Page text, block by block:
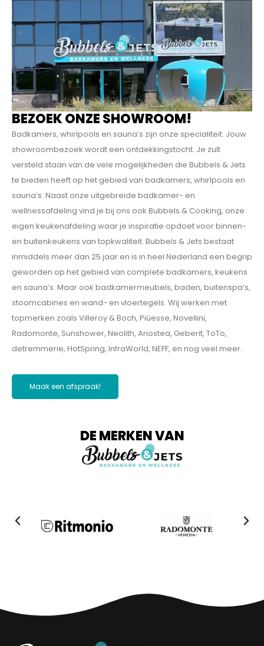
BEZOEK ONZE SHOWROOM!
Badkamers, whirlpools en sauna’s zijn onze specialiteit. Jouw
showroombezoek wordt een ontdekkings­tocht. Je zult
versteld staan van de vele mogelijkheden die Bubbels & Jets
te bieden heeft op het gebied van badkamers, whirlpools en
sauna’s. Naast onze uitgebreide badkamer- en
wellnessafdeling vind je bij ons ook Bubbels & Cooking, onze
eigen keukenafdeling waar je inspiratie opdoet voor binnen-
en buitenkeukens van topkwaliteit. Bubbels & Jets bestaat
inmiddels meer dan 25 jaar en is in heel Nederland een begrip
geworden op het gebied van complete badkamers, keukens
en sauna’s. Maar ook badkamermeubels, baden, buitenspa’s,
stoomcabines en wand- en vloertegels. Wij werken met
topmerken zoals Villeroy & Boch, Piúesse, Novellini,
Radomonte, Sunshower, Neolith, Ariostea, Geberit, ToTo,
detremmerie, HotSpring, InfraWorld, NEFF, en nog veel meer.
Maak een afspraak!
DE MERKEN VAN